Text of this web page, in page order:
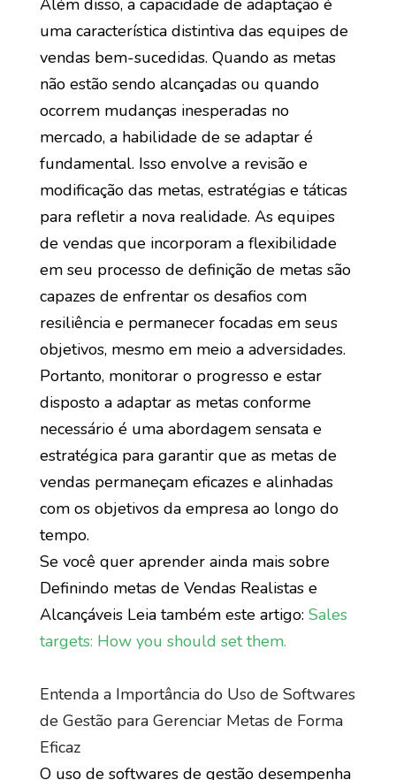
Além disso, a capacidade de adaptação é
uma característica distintiva das equipes de
vendas bem-sucedidas. Quando as metas
não estão sendo alcançadas ou quando
ocorrem mudanças inesperadas no
mercado, a habilidade de se adaptar é
fundamental. Isso envolve a revisão e
modificação das metas, estratégias e táticas
para refletir a nova realidade. As equipes
de vendas que incorporam a flexibilidade
em seu processo de definição de metas são
capazes de enfrentar os desafios com
resiliência e permanecer focadas em seus
objetivos, mesmo em meio a adversidades.
Portanto, monitorar o progresso e estar
disposto a adaptar as metas conforme
necessário é uma abordagem sensata e
estratégica para garantir que as metas de
vendas permaneçam eficazes e alinhadas
com os objetivos da empresa ao longo do
tempo.
Se você quer aprender ainda mais sobre
Definindo metas de Vendas Realistas e
Alcançáveis Leia também este artigo: Sales
targets: How you should set them.
Entenda a Importância do Uso de Softwares
de Gestão para Gerenciar Metas de Forma
Eficaz
O uso de softwares de gestão desempenha